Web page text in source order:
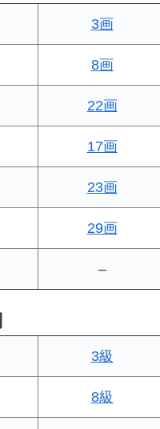
3画
8画
22画
17画
23画
29画
–
3級
8級